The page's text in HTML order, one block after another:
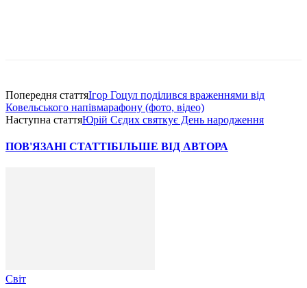
Попередня статтяІгор Гоцул поділився враженнями від
Ковельського напівмарафону (фото, відео)
Наступна статтяЮрій Сєдих святкує День народження
ПОВ'ЯЗАНІ СТАТТІБІЛЬШЕ ВІД АВТОРА
Світ